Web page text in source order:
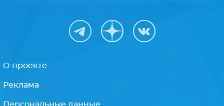
О проекте
Реклама
Персональные данные